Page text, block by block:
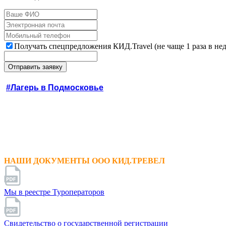
Получать спецпредложения КИД.Travel (не чаще 1 раза в
#Лагерь в Подмосковье
НАШИ ДОКУМЕНТЫ ООО КИД.ТРЕВЕЛ
Мы в реестре Туроператоров
Свидетельство о государственной регистрации